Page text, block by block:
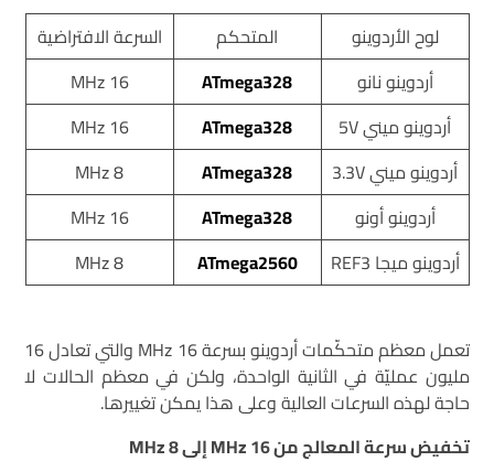
لوح الأردوينو
المتحكم
السرعة الافتراضية
أردوينو نانو
ATmega328
16 MHz
أردوينو ميني 5V
ATmega328
16 MHz
أردوينو ميني 3.3V
ATmega328
8 MHz
أردوينو أونو
ATmega328
16 MHz
أردوينو ميجا REF3
ATmega2560
8 MHz
تعمل معظم متحكّمات أردوينو بسرعة 16 MHz والتي تعادل 16
مليون عمليّة في الثانية الواحدة، ولكن في معظم الحالات لا
حاجة لهذه السرعات العالية وعلى هذا يمكن تغييرها.
تخفيض سرعة المعالج من 16 MHz إلى 8 MHz